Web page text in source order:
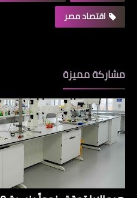
اقتصاد مصر
مشاركة مميزة